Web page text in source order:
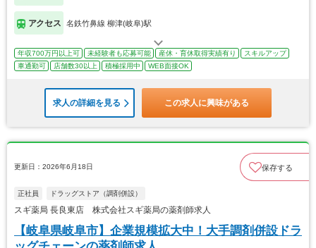
アクセス 名鉄竹鼻線 柳津(岐阜)駅
年収700万円以上可 未経験者も応募可能 産休・育休取得実績有り
スキルアップ
車通勤可
店舗数30以上 積極採用中 WEB面接OK
求人の詳細を見る この求人に興味がある
更新日：2026年6月18日 保存する
正社員 ドラッグストア（調剤併設）
スギ薬局 長良東店 株式会社スギ薬局の薬剤師求人
【岐阜県岐阜市】企業規模拡大中！大手調剤併設ドラ